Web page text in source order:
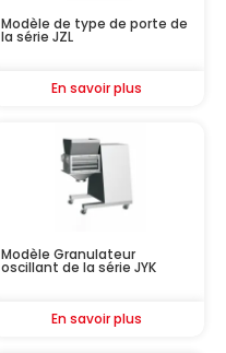
Modèle de type de porte de
la série JZL
En savoir plus
Modèle Granulateur
oscillant de la série JYK
En savoir plus